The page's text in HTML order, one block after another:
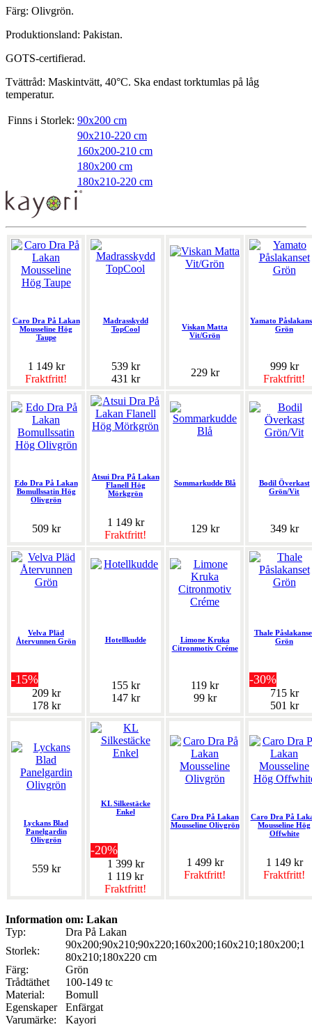
Färg: Olivgrön.
Produktionsland: Pakistan.
GOTS-certifierad.
Tvättråd: Maskintvätt, 40°C. Ska endast torktumlas på låg
temperatur.
Finns i Storlek: 90x200 cm
90x210-220 cm
160x200-210 cm
180x200 cm
180x210-220 cm
Caro Dra På Lakan
Mousseline Hög
Taupe
1 149 kr
Fraktfritt!
Madrasskydd
TopCool
539 kr
431 kr
Viskan Matta
Vit/Grön
229 kr
Yamato
Grön
999 kr
Fraktfritt!
Edo Dra På Lakan
Bomullssatin Hög
Olivgrön
509 kr
Atsui Dra På Lakan
Flanell Hög
Mörkgrön
1 149 kr
Fraktfritt!
Sommarkudde Blå
129 kr
Bodil Överkast
Grön/Vit
349 kr
Velva Pläd
Återvunnen Grön
-15%
209 kr
178 kr
Hotellkudde
155 kr
147 kr
Limone Kruka
Citronmotiv Créme
119 kr
99 kr
Thale
Grön
-30%
715 kr
501 kr
Lyckans Blad
Panelgardin
Olivgrön
559 kr
KL Silkestäcke
Enkel
-20%
1 399 kr
1 119 kr
Fraktfritt!
Caro Dra På Lakan
Mousseline Olivgrön
1 499 kr
Fraktfritt!
Caro Dra På
Mousseline Hög
Offwhite
1 149 kr
Fraktfritt!
Information om: Lakan
Typ:
Dra På Lakan
Storlek:
90x200;90x210;90x220;160x200;160x210;180x200;1
80x210;180x220 cm
Färg:
Grön
Trådtäthet
100-149 tc
Material:
Bomull
Egenskaper
Enfärgat
Varumärke:
Kayori